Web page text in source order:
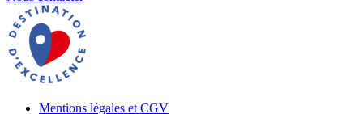
Mentions légales et CGV